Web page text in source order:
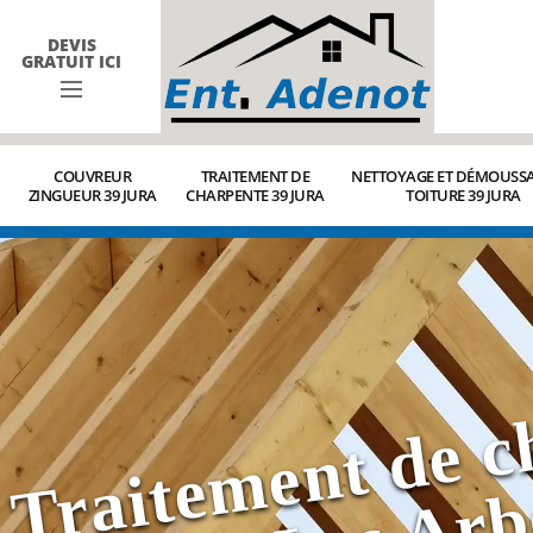
DEVIS
GRATUIT ICI
COUVREUR
ZINGUEUR 39 JURA
TRAITEMENT DE
CHARPENTE 39 JURA
NETTOYAGE ET
TOITURE 39 JURA